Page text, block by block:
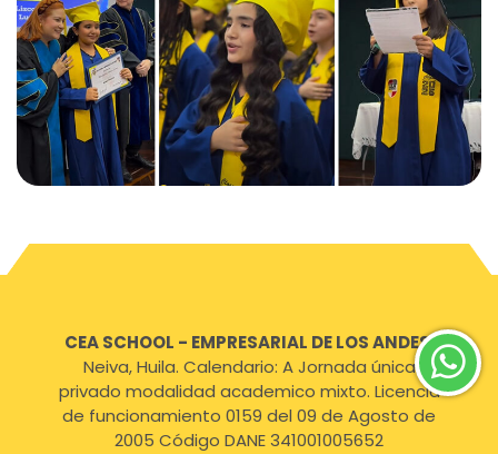
CEA SCHOOL - EMPRESARIAL DE LOS ANDES,
Neiva, Huila. Calendario: A Jornada única
privado modalidad academico mixto. Licencia
de funcionamiento 0159 del 09 de Agosto de
2005 Código DANE 341001005652